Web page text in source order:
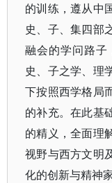
的训练，遵从中
史、子、集四部
融会的学问路
史、子之学、理
下按照西学格局
的补充。在此基
的精义，全面理
视野与西方文明
化的创新与精神